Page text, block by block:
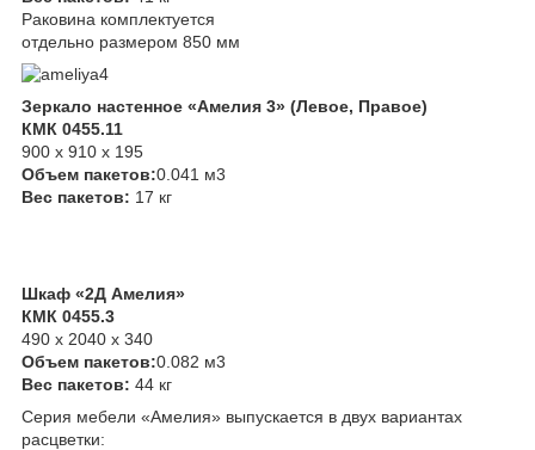
Раковина комплектуется
отдельно размером 850 мм
Зеркало настенное «Амелия 3» (Левое, Правое)
КМК 0455.11
900 х 910 х 195
Объем пакетов:0.041 м3
Вес пакетов: 17 кг
Шкаф «2Д Амелия»
КМК 0455.3
490 х 2040 х 340
Объем пакетов:0.082 м3
Вес пакетов: 44 кг
Серия мебели «Амелия» выпускается в двух вариантах
расцветки: